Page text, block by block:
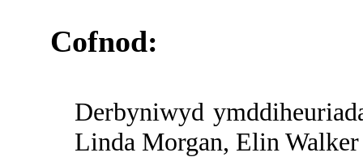
Cofnod:
Derbyniwyd
Linda Morgan, Elin